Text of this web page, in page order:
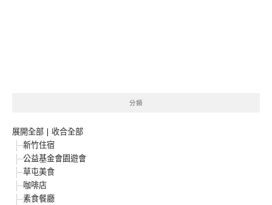
分類
展開全部 | 收合全部
新竹住宿
公益基金會園遊會
草屯美食
咖啡店
素食餐廳